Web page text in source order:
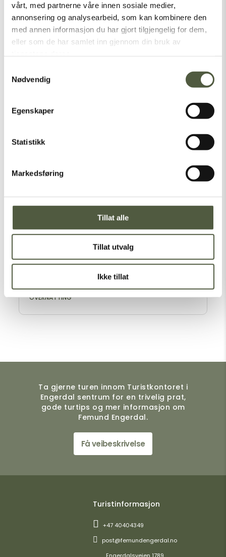
vårt, med partnerne våre innen sosiale medier,
annonsering og analysearbeid, som kan kombinere den
med annen informasjon du har gjort tilgjengelig for dem,
eller som de har samlet inn gjennom din bruk av
Nødvendig
Egenskaper
Statistikk
Markedsføring
Tillat alle
Tillat utvalg
Ikke tillat
OVERNATTING
Sølenstua camp og hytter
SPISESTEDER
Fjellheimen leirskole
OVERNATTING
Ta gjerne turen innom Turistkontoret i
Engerdal sentrum for en trivelig prat,
gode turtips og mer informasjon om
Femund Engerdal.
Få veibeskrivelse
Turistinformasjon
+47 40404349
post@femundengerdal.no